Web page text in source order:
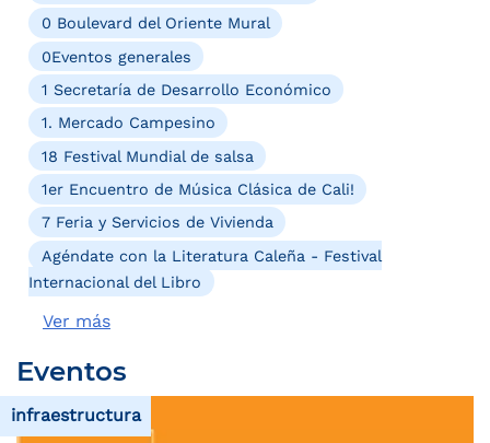
0 Boulevard del Oriente Mural
0Eventos generales
1 Secretaría de Desarrollo Económico
1. Mercado Campesino
18 Festival Mundial de salsa
1er Encuentro de Música Clásica de Cali!
7 Feria y Servicios de Vivienda
Agéndate con la Literatura Caleña - Festival
Internacional del Libro
Ver más
Eventos
infraestructura